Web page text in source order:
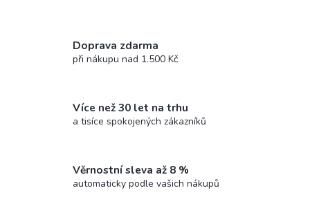
Doprava zdarma
při nákupu nad 1.500 Kč
Více než 30 let na trhu
a tisíce spokojených zákazníků
Věrnostní sleva až 8 %
automaticky podle vašich nákupů